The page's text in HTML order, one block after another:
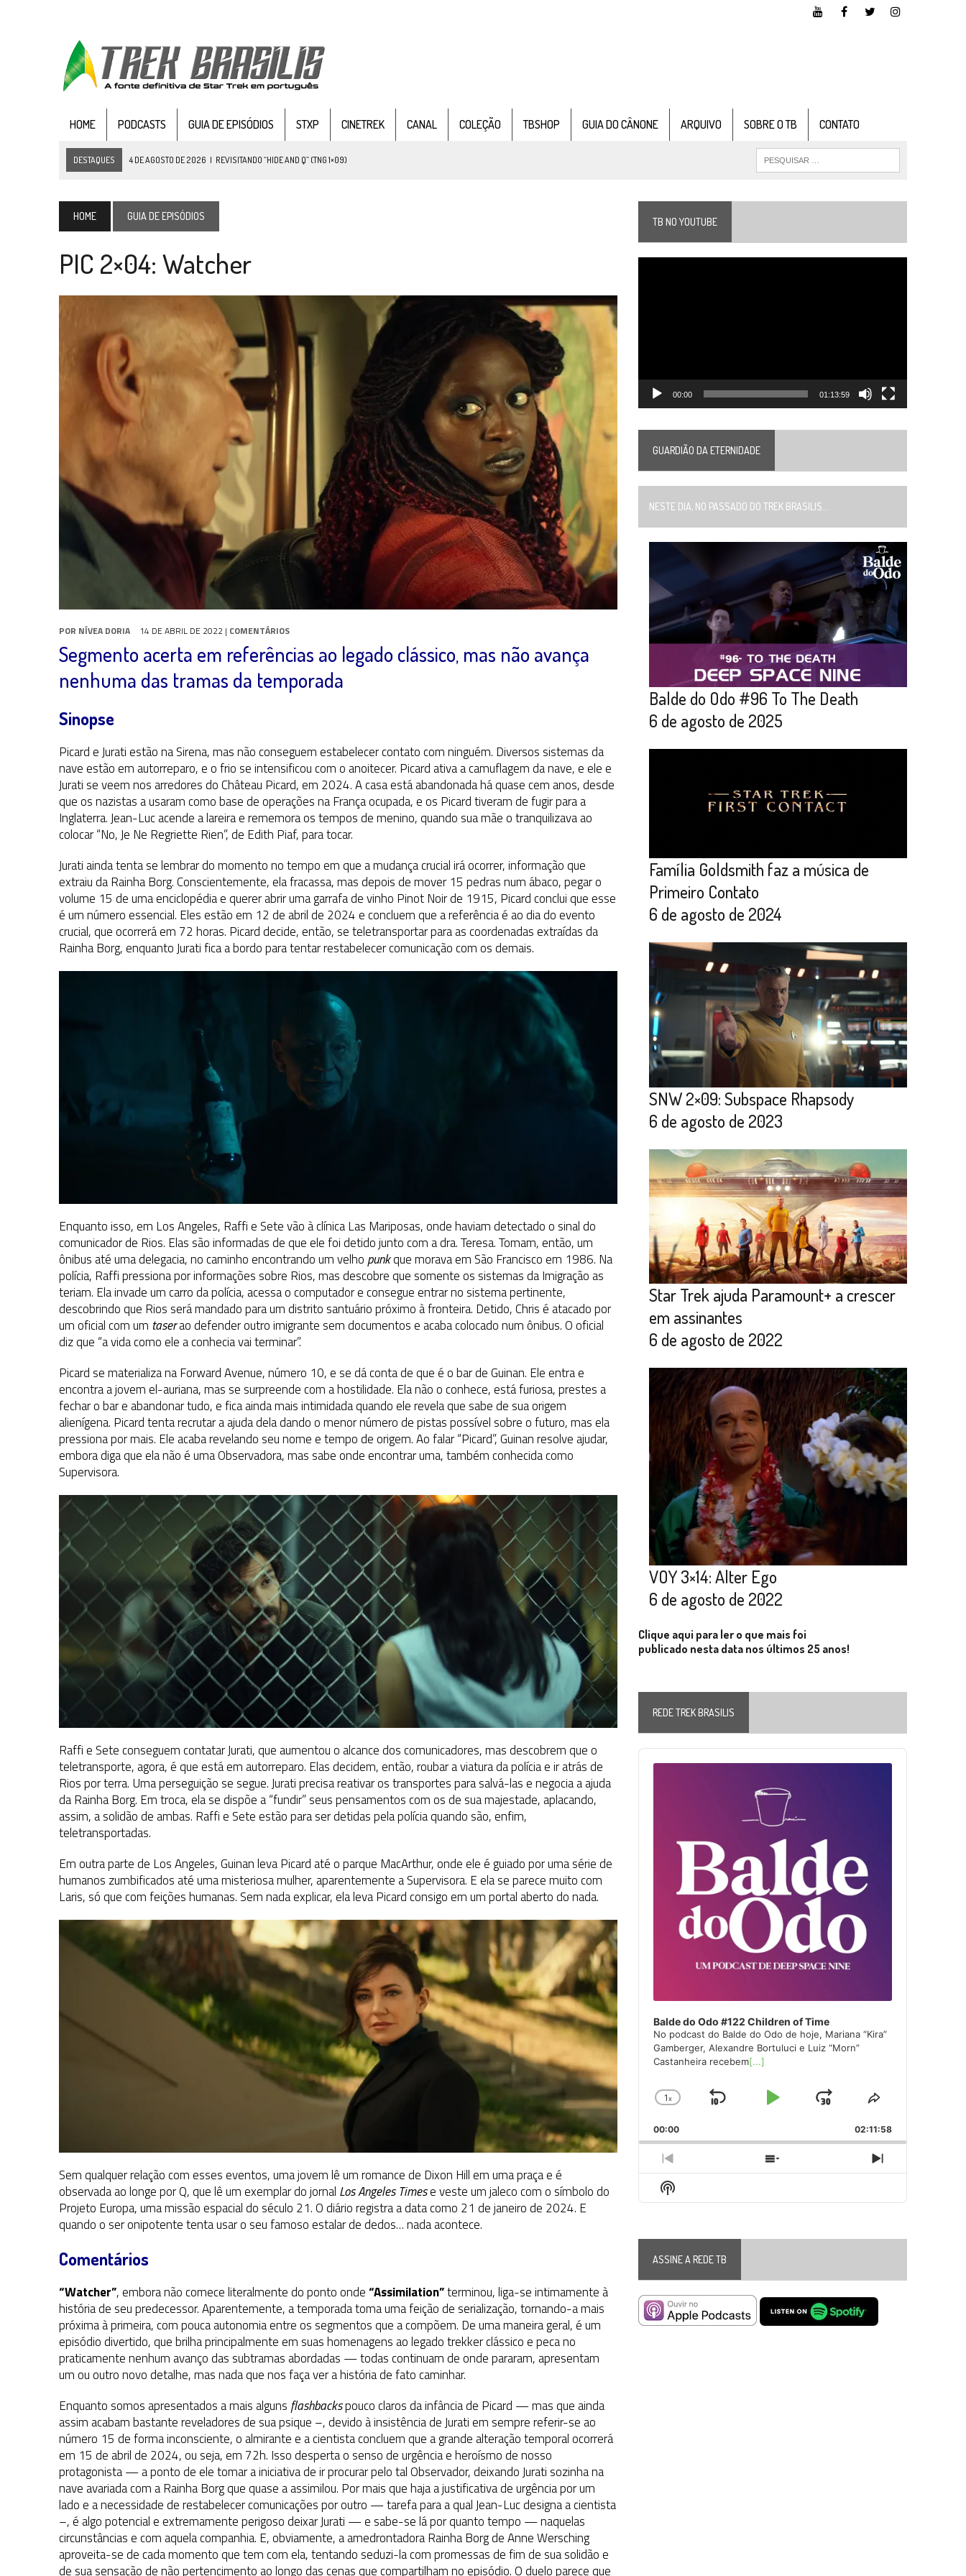
HOME PODCASTS GUIA DE EPISÓDIOS STXP CINETREK CANAL COLEÇÃO TBSHOP GUIA DO CÂNONE ARQUIVO SOBRE O TB CONTATO
DESTAQUES 4 DE AGOSTO DE 2026 | REVISITANDO “HIDE AND Q” (TNG 1×09)
PARAMOUNT E CBS DERRUBAM NOVO VÍDEO DO FILME DE FÃS AXANAR HORAS APÓS ESTREIA
2 DE AGOSTO DE 2026 | TB AO VIVO | STAR TREK: STRANGE NEW WORLDS – “THE GRIFFIN INCIDENT” (4×02)
1 DE AGOSTO DE 2026 ELENCO DE STRANGE NEW WORLDS ENCARA O FIM DE UMA ERA NA SDCC
BOX DELUXE DO ANO 5 DA COLEÇÃO TREK BRASILIS JÁ DISPONÍVEL EM PRÉ-VENDA!
31 DE JULHO DE 2026 SNW 4×02: THE GRIFFIN INCIDENT
31 DE JULHO DE 2026 SCOTT BAKULA REVISITA O LEGADO DE ENTERPRISE AOS 60 ANOS DE STAR TREK
5 DE AGOSTO DE 2026 BALDE DO ODO #122 CHILDREN OF TIME
HOME GUIA DE EPISÓDIOS
PIC 2×04: Watcher
POR NÍVEA DORIA 14 DE ABRIL DE 2022 | COMENTÁRIOS
Segmento acerta em referências ao legado clássico, mas não avança
nenhuma das tramas da temporada
Sinopse
Picard e Jurati estão na Sirena, mas não conseguem estabelecer contato com ninguém. Diversos sistemas da
nave estão em autorreparo, e o frio se intensificou com o anoitecer. Picard ativa a camuflagem da nave, e ele e
Jurati se veem nos arredores do Château Picard, em 2024. A casa está abandonada há quase cem anos, desde
que os nazistas a usaram como base de operações na França ocupada, e os Picard tiveram de fugir para a
Inglaterra. Jean-Luc acende a lareira e rememora os tempos de menino, quando sua mãe o tranquilizava ao
colocar “No, Je Ne Regriette Rien”, de Edith Piaf, para tocar.
Jurati ainda tenta se lembrar do momento no tempo em que a mudança crucial irá ocorrer, informação que
extraiu da Rainha Borg. Conscientemente, ela fracassa, mas depois de mover 15 pedras num ábaco, pegar o
volume 15 de uma enciclopédia e querer abrir uma garrafa de vinho Pinot Noir de 1915, Picard conclui que esse
é um número essencial. Eles estão em 12 de abril de 2024 e concluem que a referência é ao dia do evento
crucial, que ocorrerá em 72 horas. Picard decide, então, se teletransportar para as coordenadas extraídas da
Rainha Borg, enquanto Jurati fica a bordo para tentar restabelecer comunicação com os demais.
Enquanto isso, em Los Angeles, Raffi e Sete vão à clínica Las Mariposas, onde haviam detectado o sinal do
comunicador de Rios. Elas são informadas de que ele foi detido junto com a dra. Teresa. Tomam, então, um
ônibus até uma delegacia, no caminho encontrando um velho punkque morava em São Francisco em 1986. Na
polícia, Raffi pressiona por informações sobre Rios, mas descobre que somente os sistemas da Imigração as
teriam. Ela invade um carro da polícia, acessa o computador e consegue entrar no sistema pertinente,
descobrindo que Rios será mandado para um distrito santuário próximo à fronteira. Detido, Chris é atacado por
um oficial com um taserao defender outro imigrante sem documentos e acaba colocado num ônibus. O oficial
diz que “a vida como ele a conhecia vai terminar”.
Picard se materializa na Forward Avenue, número 10, e se dá conta de que é o bar de Guinan. Ele entra e
encontra a jovem el-auriana, mas se surpreende com a hostilidade. Ela não o conhece, está furiosa, prestes a
fechar o bar e abandonar tudo, e fica ainda mais intimidada quando ele revela que sabe de sua origem
alienígena. Picard tenta recrutar a ajuda dela dando o menor número de pistas possível sobre o futuro, mas ela
pressiona por mais. Ele acaba revelando seu nome e tempo de origem. Ao falar “Picard”, Guinan resolve ajudar,
embora diga que ela não é uma Observadora, mas sabe onde encontrar uma, também conhecida como
Supervisora.
Raffi e Sete conseguem contatar Jurati, que aumentou o alcance dos comunicadores, mas descobrem que o
teletransporte, agora, é que está em autorreparo. Elas decidem, então, roubar a viatura da polícia e ir atrás de
Rios por terra. Uma perseguição se segue. Jurati precisa reativar os transportes para salvá-las e negocia a ajuda
da Rainha Borg. Em troca, ela se dispõe a “fundir” seus pensamentos com os de sua majestade, aplacando,
assim, a solidão de ambas. Raffi e Sete estão para ser detidas pela polícia quando são, enfim,
teletransportadas.
Em outra parte de Los Angeles, Guinan leva Picard até o parque MacArthur, onde ele é guiado por uma série de
humanos zumbificados até uma misteriosa mulher, aparentemente a Supervisora. E ela se parece muito com
Laris, só que com feições humanas. Sem nada explicar, ela leva Picard consigo em um portal aberto do nada.
Sem qualquer relação com esses eventos, uma jovem lê um romance de Dixon Hill em uma praça e é
observada ao longe por Q, que lê um exemplar do jornal Los Angeles Timese veste um jaleco com o símbolo do
Projeto Europa, uma missão espacial do século 21. O diário registra a data como 21 de janeiro de 2024. E
quando o ser onipotente tenta usar o seu famoso estalar de dedos… nada acontece.
Comentários
“Watcher”, embora não comece literalmente do ponto onde“Assimilation”terminou, liga-se intimamente à
história de seu predecessor. Aparentemente, a temporada toma uma feição de serialização, tornando-a mais
próxima à primeira, com pouca autonomia entre os segmentos que a compõem. De uma maneira geral, é um
episódio divertido, que brilha principalmente em suas homenagens ao legado trekker clássico e peca no
praticamente nenhum avanço das subtramas abordadas — todas continuam de onde pararam, apresentam
um ou outro novo detalhe, mas nada que nos faça ver a história de fato caminhar.
Enquanto somos apresentados a mais alguns flashbackspouco claros da infância de Picard — mas que ainda
assim acabam bastante reveladores de sua psique –, devido à insistência de Jurati em sempre referir-se ao
número 15 de forma inconsciente, o almirante e a cientista concluem que a grande alteração temporal ocorrerá
em 15 de abril de 2024, ou seja, em 72h. Isso desperta o senso de urgência e heroísmo de nosso
protagonista — a ponto de ele tomar a iniciativa de ir procurar pelo tal Observador, deixando Jurati sozinha na
nave avariada com a Rainha Borg que quase a assimilou. Por mais que haja a justificativa de urgência por um
lado e a necessidade de restabelecer comunicações por outro — tarefa para a qual Jean-Luc designa a cientista
–, é algo potencial e extremamente perigoso deixar Jurati — e sabe-se lá por quanto tempo — naquelas
circunstâncias e com aquela companhia. E, obviamente, a amedrontadora Rainha Borg de Anne Wersching
aproveita-se de cada momento que tem com ela, tentando seduzi-la com promessas de fim de sua solidão e
de sua sensação de não pertencimento ao longo das cenas que compartilham no episódio. O duelo parece que
TB NO YOUTUBE
00:00 01:13:59
GUARDIÃO DA ETERNIDADE
NESTE DIA, NO PASSADO DO TREK BRASILIS...
Balde do Odo #96 To The Death
6 de agosto de 2025
Família Goldsmith faz a música de
Primeiro Contato
6 de agosto de 2024
SNW 2×09: Subspace Rhapsody
6 de agosto de 2023
Star Trek ajuda Paramount+ a crescer
em assinantes
6 de agosto de 2022
VOY 3×14: Alter Ego
6 de agosto de 2022
Clique aqui para ler o que mais foi
publicado nesta data nos últimos 25 anos!
REDE TREK BRASILIS
Audio
Player
Balde do Odo #122 Children of Time
No podcast do Balde do Odo de hoje, Mariana “Kira”
Gamberger, Alexandre Bortuluci e Luiz “Morn”
Castanheira recebem[...]
Change
Rate
1x
Skip
Play
Jump
Forward
Share
Episode
00:00 02:11:58
Previous
Episode
Show
Episodes
Next
Episode
Show
Podcast
ASSINE A REDE TB